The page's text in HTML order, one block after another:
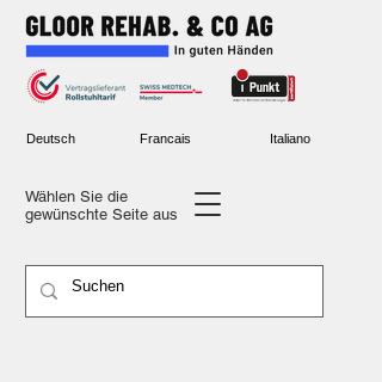
Wählen Sie die
gewünschte Seite aus
Deutsch Francais Italiano